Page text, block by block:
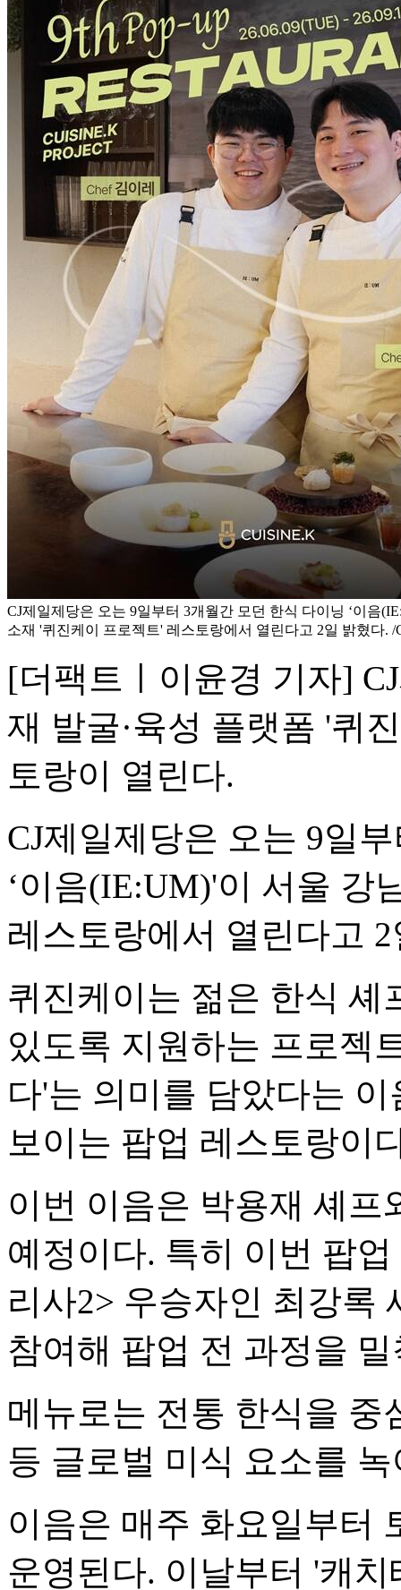
CJ제일제당은 오는 9일부터 3개월간 모던 한식 다이닝 ‘이음
소재 '퀴진케이 프로젝트' 레스토랑에서 열린다고 2일 밝혔다. /
[더팩트ㅣ이윤경 기자]
재 발굴·육성 플랫폼 '퀴
토랑이 열린다.
CJ제일제당은 오는 9일
‘이음(IE:UM)'이 서울 강
레스토랑에서 열린다고
퀴진케이는 젊은 한식 셰
있도록 지원하는 프로젝
다'는 의미를 담았다는
보이는 팝업 레스토랑이
이번 이음은 박용재 셰프
예정이다. 특히 이번 팝
리사2> 우승자인 최강록
참여해 팝업 전 과정을
메뉴로는 전통 한식을 중
등 글로벌 미식 요소를
이음은 매주 화요일부터
운영된다. 이날부터 '캐